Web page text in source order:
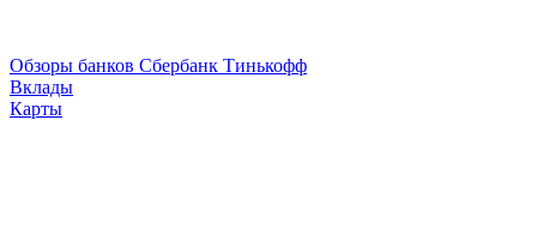
Обзоры банков Сбербанк Тинькофф
Вклады
Карты